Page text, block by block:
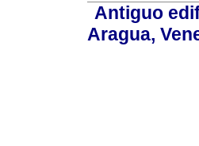
Antiguo
Aragua,